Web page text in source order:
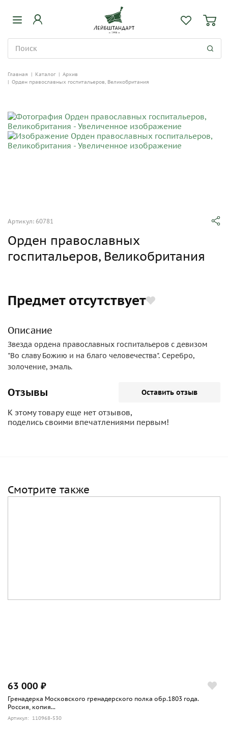
Главная | Каталог | Архив
| Орден православных госпитальеров, Великобритания
Артикул: 60781
Орден православных
госпитальеров, Великобритания
Предмет отсутствует
Описание
Звезда ордена православных госпитальеров с девизом
"Во славу Божию и на благо человечества". Серебро,
золочение, эмаль.
Отзывы Оставить отзыв
К этому товару еще нет отзывов,
поделись своими впечатлениями первым!
Смотрите также
63 000 ₽
Гренадерка Московского гренадерского полка обр.1803 года.
Россия, копия...
Артикул: 110968-530